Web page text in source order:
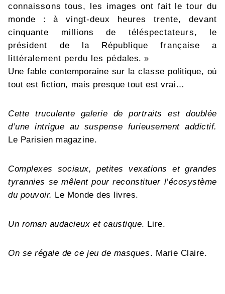
connaissons tous, les images ont fait le tour du
monde : à vingt-deux heures trente, devant
cinquante millions de téléspectateurs, le
président de la République française a
littéralement perdu les pédales. »
Une fable contemporaine sur la classe politique, où
tout est fiction, mais presque tout est vrai…
Cette truculente galerie de portraits est doublée
d’une intrigue au suspense furieusement addictif.
Le Parisien magazine.
Complexes sociaux, petites vexations et grandes
tyrannies se mêlent pour reconstituer l’écosystème
du pouvoir. Le Monde des livres.
Un roman audacieux et caustique. Lire.
On se régale de ce jeu de masques. Marie Claire.